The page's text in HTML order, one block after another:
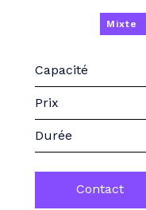
Mixte
Capacité
Prix
Durée
Contact